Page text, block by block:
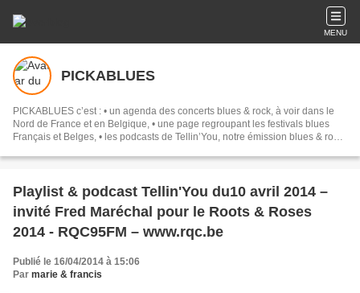
MENU
PICKABLUES
PICKABLUES c’est : • un agenda des concerts blues & rock, à voir dans le
Nord de France et en Belgique, • une page regroupant les festivals blues
Français et Belges, • les podcasts de Tellin’You, notre émission blues & rock
des reportages photos sur les concerts auxquels nous assistons. Bienvenue
Playlist & podcast Tellin'You du10 avril 2014 –
invité Fred Maréchal pour le Roots & Roses
2014 - RQC95FM – www.rqc.be
Publié le 16/04/2014 à 15:06
Par marie & francis